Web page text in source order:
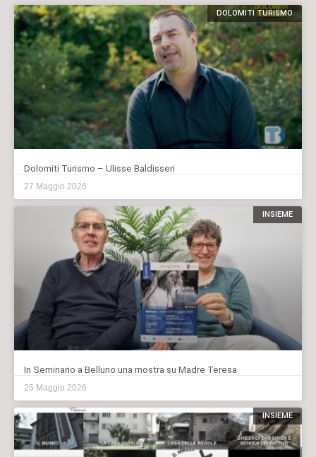
DOLOMITI TURISMO
Dolomiti Turismo – Ulisse Baldisseri
27 Maggio 2026
INSIEME
In Seminario a Belluno una mostra su Madre Teresa
25 Maggio 2026
INSIEME